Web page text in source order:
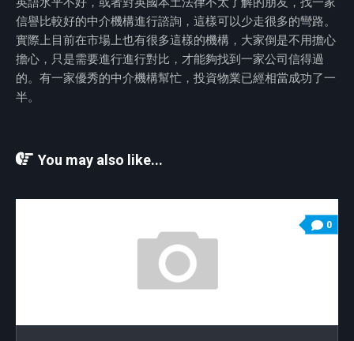
信譽比較好的中介機構進行諮詢，這樣可以少走很多的彎路。
實際上目前在市場上也有很多這樣的機構，大家倒是不用擔心
擔心，只是需要進行進行對比，才能夠找到一家公司信得過
的。有一家優秀的中介機構幫忙，投資物業已經相當成功了一
半。
You may also like...
0